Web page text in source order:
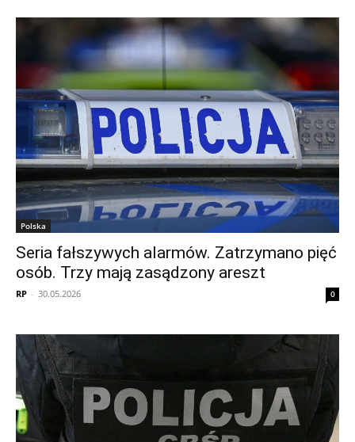
Polska
Seria fałszywych alarmów. Zatrzymano pięć
osób. Trzy mają zasądzony areszt
RP - 30.05.2026 0